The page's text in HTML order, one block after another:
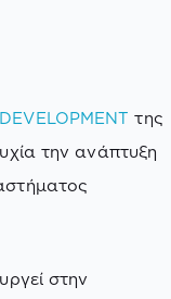
της
την ανάπτυξη
στην